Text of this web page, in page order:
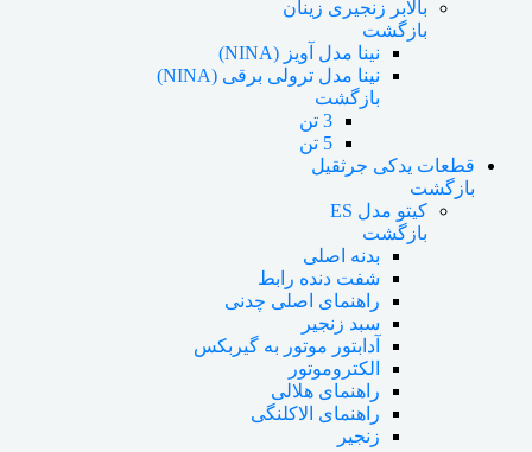
بالابر زنجیری زینان
بازگشت
نینا مدل آویز (NINA)
نینا مدل ترولی برقی (NINA)
بازگشت
3 تن
5 تن
قطعات یدکی جرثقیل
بازگشت
کیتو مدل ES
بازگشت
بدنه اصلی
شفت دنده رابط
راهنمای اصلی چدنی
سبد زنجیر
آدابتور موتور به گیربکس
الکتروموتور
راهنمای هلالی
راهنمای الاکلنگی
زنجیر